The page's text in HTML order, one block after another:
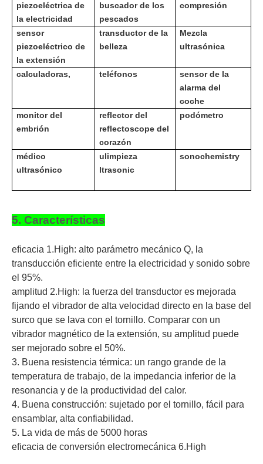
piezoeléctrica de
la electricidad
buscador de los
pescados
compresión
sensor
piezoeléctrico de
la extensión
transductor de la
belleza
Mezcla
ultrasónica
calculadoras, teléfonos
sensor de la
alarma del
coche
monitor del
embrión
reflector del
reflectoscope del
corazón
podómetro
médico
ultrasónico
ulimpieza
ltrasonic
sonochemistry
5. Características
eficacia 1.High: alto parámetro mecánico Q, la
transducción eficiente entre la electricidad y sonido sobre
el 95%.
amplitud 2.High: la fuerza del transductor es mejorada
fijando el vibrador de alta velocidad directo en la base del
surco que se lava con el tornillo. Comparar con un
vibrador magnético de la extensión, su amplitud puede
ser mejorado sobre el 50%.
3. Buena resistencia térmica: un rango grande de la
temperatura de trabajo, de la impedancia inferior de la
resonancia y de la productividad del calor.
4. Buena construcción: sujetado por el tornillo, fácil para
ensamblar, alta confiabilidad.
5. La vida de más de 5000 horas
eficacia de conversión electromecánica 6.High